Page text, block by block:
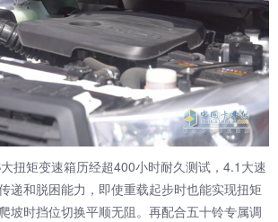
扭矩变速箱历经超400小时耐久测试，4.1大速
递和脱困能力，即使重载起步时也能实现扭矩
坡时挡位切换平顺无阻。再配合五十铃专属调